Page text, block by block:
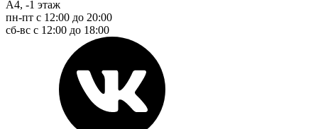
А4, -1 этаж
пн-пт с 12:00 до 20:00
сб-вс с 12:00 до 18:00